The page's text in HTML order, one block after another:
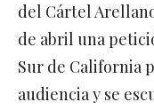
del Cártel
de abril una
Sur de California
audiencia y se